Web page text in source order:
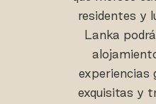
residentes y
Lanka
experiencias
exquisitas y